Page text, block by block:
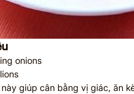
onions
giúp cân bằng vị giác, ăn